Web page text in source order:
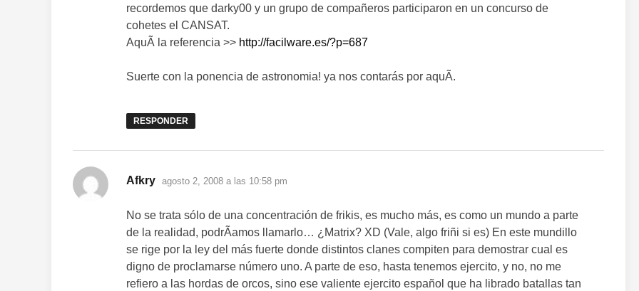
recordemos que darky00 y un grupo de compañeros participaron en un concurso de
cohetes el CANSAT.
AquÃ­ la referencia >> http://facilware.es/?p=687
Suerte con la ponencia de astronomia! ya nos contarás por aquÃ­.
RESPONDER
Afkry dice:
agosto 2, 2008 a las 10:58 pm
No se trata sólo de una concentración de frikis, es mucho más, es como un mundo a parte
de la realidad, podrÃ­amos llamarlo… ¿Matrix? XD (Vale, algo friñi si es) En este mundillo
se rige por la ley del más fuerte donde distintos clanes compiten para demostrar cual es
digno de proclamarse número uno. A parte de eso, hasta tenemos ejercito, y no, no me
refiero a las hordas de orcos, sino ese valiente ejercito español que ha librado batallas tan